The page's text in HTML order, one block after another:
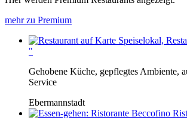
mehr zu Premium
Speiselokal,
"
Gehobene Küche, gepflegtes Ambiente,
Service
Ebermannstadt